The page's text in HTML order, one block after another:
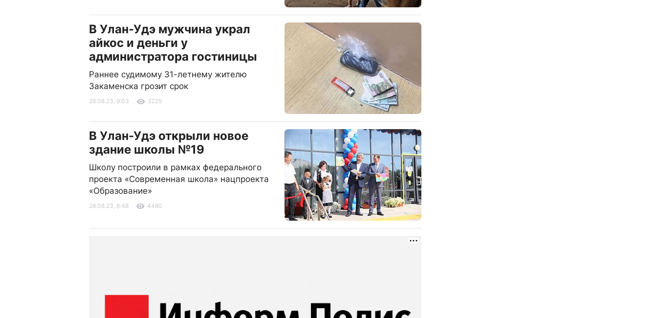
В Улан-Удэ мужчина украл
айкос и деньги у
администратора гостиницы
Раннее судимому 31-летнему жителю
Закаменска грозит срок
28.08.23, 9:03 3225
В Улан-Удэ открыли новое
здание школы №19
Школу построили в рамках федерального
проекта «Современная школа» нацпроекта
«Образование»
28.08.23, 8:48 4480